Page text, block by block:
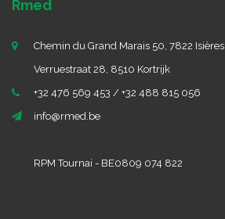
Rmed
Chemin du Grand Marais 50, 7822 Isières
Verruestraat 28, 8510 Kortrijk
+32 476 569 453 / +32 488 815 056
info@rmed.be
RPM Tournai - BE0809 074 822